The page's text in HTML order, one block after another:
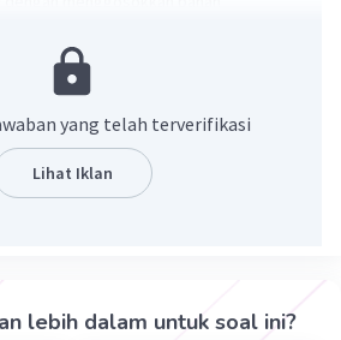
adalah dengan menggunakan arus
yang dialiri arus listrik akan
magnet di sekitarnya.
0.0
yang telah terverifikasi
Lihat Iklan
lebih dalam untuk soal ini?